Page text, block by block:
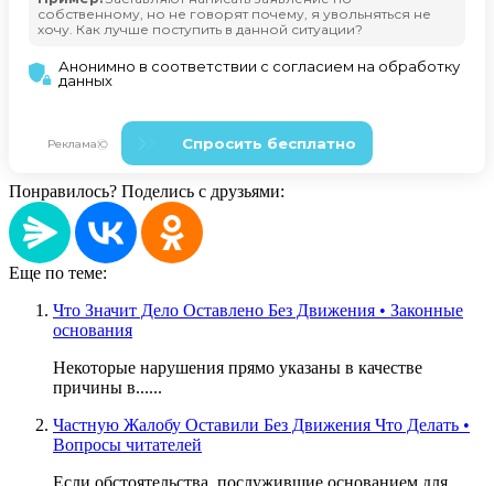
Понравилось? Поделись с друзьями:
Еще по теме:
Что Значит Дело Оставлено Без Движения • Законные
основания
Некоторые нарушения прямо указаны в качестве
причины в......
Частную Жалобу Оставили Без Движения Что Делать •
Вопросы читателей